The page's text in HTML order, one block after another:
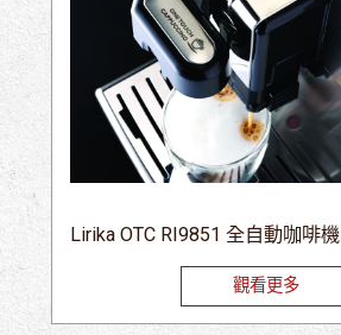
Lirika OTC RI9851 全自動咖啡機
觀看更多